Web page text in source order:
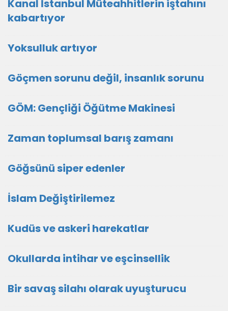
Kanal İstanbul Müteahhitlerin iştahını
kabartıyor
Yoksulluk artıyor
Göçmen sorunu değil, insanlık sorunu
GÖM: Gençliği Öğütme Makinesi
Zaman toplumsal barış zamanı
Göğsünü siper edenler
İslam Değiştirilemez
Kudüs ve askeri harekatlar
Okullarda intihar ve eşcinsellik
Bir savaş silahı olarak uyuşturucu